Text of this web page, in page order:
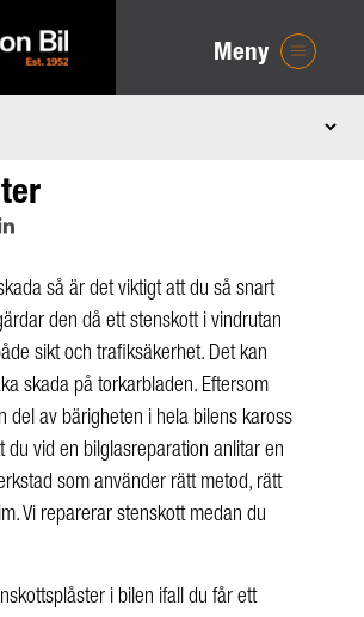
Meny
så är det viktigt att du så snart
den då ett stenskott i vindrutan
sikt och trafiksäkerhet. Det kan
skada på torkarbladen. Eftersom
del av bärigheten i hela bilens kaross
du vid en bilglasreparation anlitar en
som använder rätt metod, rätt
Vi reparerar stenskott medan du
i bilen ifall du får ett